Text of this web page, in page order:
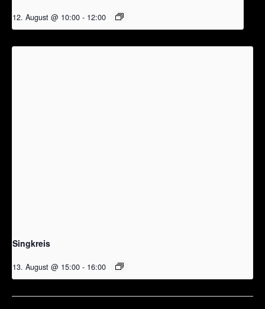
12. August @ 10:00 - 12:00
Singkreis
13. August @ 15:00 - 16:00